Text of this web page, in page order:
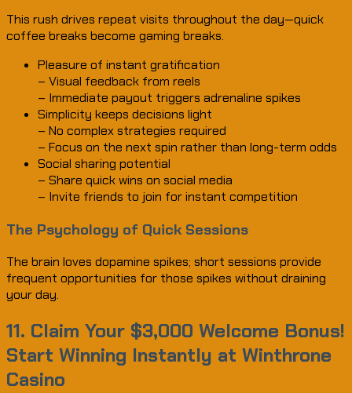
This rush drives repeat visits throughout the day—quick
coffee breaks become gaming breaks.
Pleasure of instant gratification
– Visual feedback from reels
– Immediate payout triggers adrenaline spikes
Simplicity keeps decisions light
– No complex strategies required
– Focus on the next spin rather than long-term odds
Social sharing potential
– Share quick wins on social media
– Invite friends to join for instant competition
The Psychology of Quick Sessions
The brain loves dopamine spikes; short sessions provide
frequent opportunities for those spikes without draining
your day.
11. Claim Your $3,000 Welcome Bonus!
Start Winning Instantly at Winthrone
Casino